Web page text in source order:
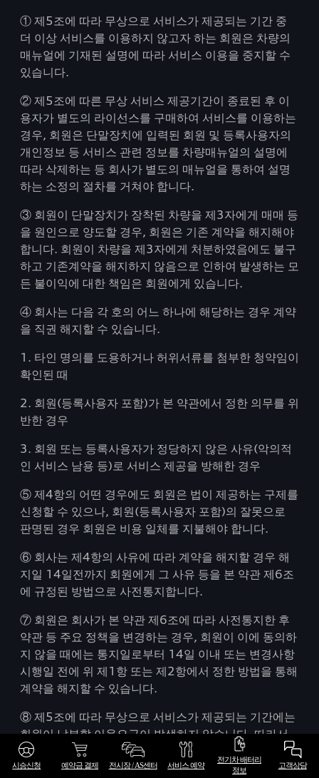
① 제5조에 따라 무상으로 서비스가 제공되는 기간 중
더 이상 서비스를 이용하지 않고자 하는 회원은 차량의
매뉴얼에 기재된 설명에 따라 서비스 이용을 중지할 수
있습니다.
② 제5조에 따른 무상 서비스 제공기간이 종료된 후 이
용자가 별도의 라이선스를 구매하여 서비스를 이용하는
경우, 회원은 단말장치에 입력된 회원 및 등록사용자의
개인정보 등 서비스 관련 정보를 차량매뉴얼의 설명에
따라 삭제하는 등 회사가 별도의 매뉴얼을 통하여 설명
하는 소정의 절차를 거쳐야 합니다.
③ 회원이 단말장치가 장착된 차량을 제3자에게 매매 등
을 원인으로 양도할 경우, 회원은 기존 계약을 해지해야
합니다. 회원이 차량을 제3자에게 처분하였음에도 불구
하고 기존계약을 해지하지 않음으로 인하여 발생하는 모
든 불이익에 대한 책임은 회원에게 있습니다.
④ 회사는 다음 각 호의 어느 하나에 해당하는 경우 계약
을 직권 해지할 수 있습니다.
1. 타인 명의를 도용하거나 허위서류를 첨부한 청약임이
확인된 때
2. 회원(등록사용자 포함)가 본 약관에서 정한 의무를 위
반한 경우
3. 회원 또는 등록사용자가 정당하지 않은 사유(악의적
인 서비스 남용 등)로 서비스 제공을 방해한 경우
⑤ 제4항의 어떤 경우에도 회원은 법이 제공하는 구제를
신청할 수 있으나, 회원(등록사용자 포함)의 잘못으로
판명된 경우 회원은 비용 일체를 지불해야 합니다.
⑥ 회사는 제4항의 사유에 따라 계약을 해지할 경우 해
지일 14일전까지 회원에게 그 사유 등을 본 약관 제6조
에 규정된 방법으로 사전통지합니다.
⑦ 회원은 회사가 본 약관 제6조에 따라 사전통지한 후
약관 등 주요 정책을 변경하는 경우, 회원이 이에 동의하
지 않을 때에는 통지일로부터 14일 이내 또는 변경사항
시행일 전에 위 제1항 또는 제2항에서 정한 방법을 통해
계약을 해지할 수 있습니다.
⑧ 제5조에 따라 무상으로 서비스가 제공되는 기간에는
회원이 납부할 이용요금이 발생하지 않습니다. 따라서
위 기간 중 이용계약이 해지된 경우, 회사는 해지로 인한
이용요금 반환 책임을 지지 않습니다.
시승신청 예약금 결제 전시장 / AS센터 서비스 예약
전기차 배터리
정보
고객상담